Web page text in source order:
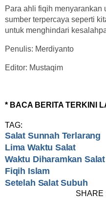
Para ahli fiqih menyarankan
sumber terpercaya seperti
untuk menghindari
Penulis: Merdiyanto
Editor: Mustaqim
* BACA BERITA TERKINI
TAG:
Salat Sunnah Terlarang
Lima Waktu Salat
Waktu Diharamkan Salat
Fiqih Islam
Setelah Salat Subuh
SHARE